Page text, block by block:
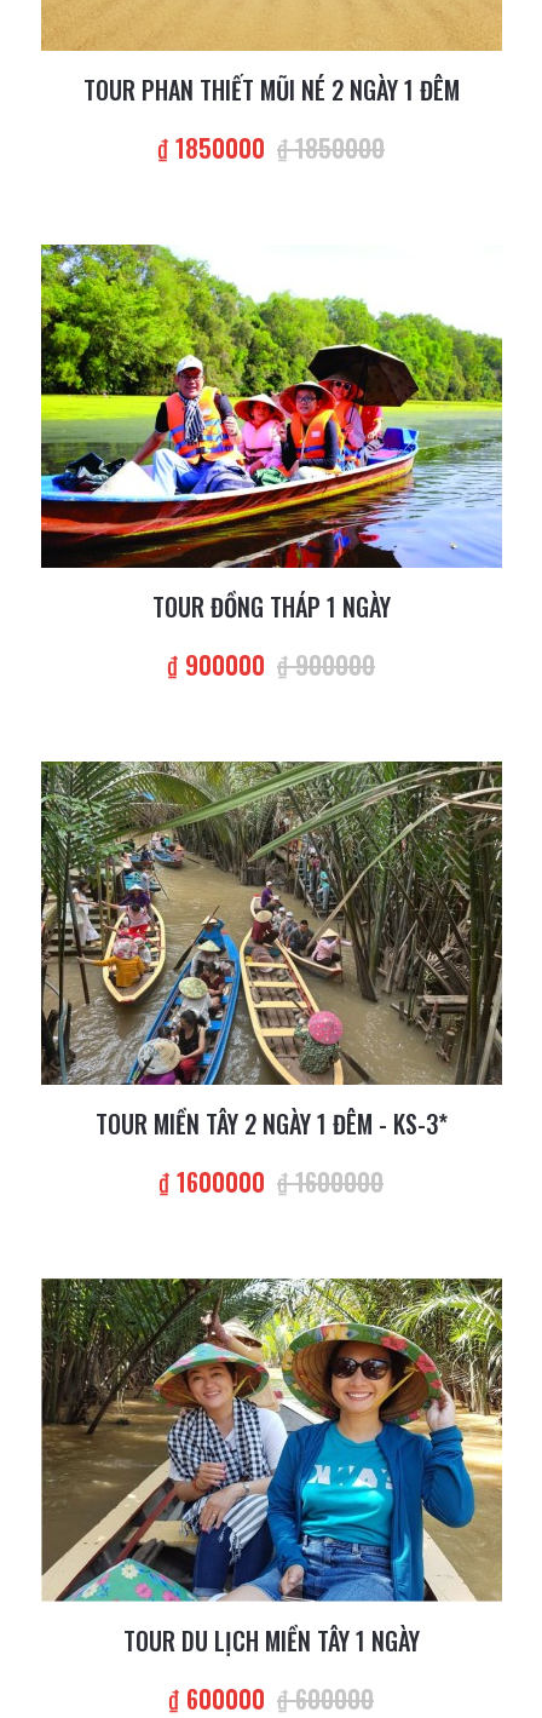
TOUR PHAN THIẾT MŨI NÉ 2 NGÀY 1 ĐÊM
₫ 1850000 ₫ 1850000
TOUR ĐỒNG THÁP 1 NGÀY
₫ 900000 ₫ 900000
TOUR MIỀN TÂY 2 NGÀY 1 ĐÊM - KS-3*
₫ 1600000 ₫ 1600000
TOUR DU LỊCH MIỀN TÂY 1 NGÀY
₫ 600000 ₫ 600000